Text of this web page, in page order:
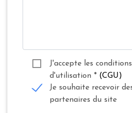
J'accepte les
d'utilisation * (CGU)
Je souhaite recevoir
partenaires du site